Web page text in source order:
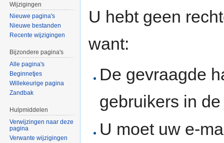
U hebt geen
want:
De gevraagde
gebruikers in
U moet uw e-
Wijzigingen
Nieuwe pagina's
Nieuwe bestanden
Recente wijzigingen
Bijzondere pagina's
Alle pagina's
Beginnetjes
Willekeurige pagina
Zandbak
Hulpmiddelen
Verwijzingen naar deze
pagina
Verwante wijzigingen